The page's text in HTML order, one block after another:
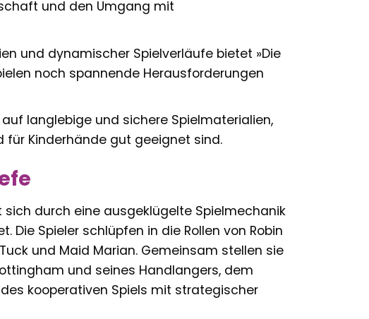
und den Umgang mit
und dynamischer Spielverläufe bietet »Die
noch spannende Herausforderungen
langlebige und sichere Spielmaterialien,
Kinderhände gut geeignet sind.
sich durch eine ausgeklügelte Spielmechanik
Spieler schlüpfen in die Rollen von Robin
und Maid Marian. Gemeinsam stellen sie
und seines Handlangers, dem
kooperativen Spiels mit strategischer